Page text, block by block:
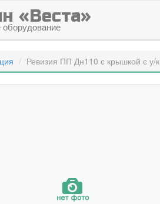
«Веста»
оборудование
Ревизия ПП Дн110 с крышкой с у/к